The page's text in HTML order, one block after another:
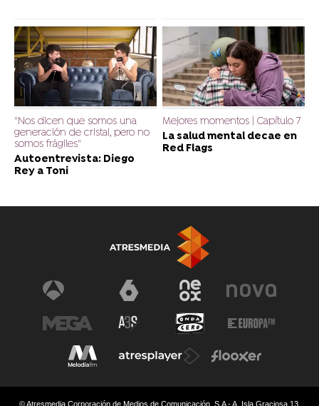
"Nos dicen que somos una
generación de cristal, pero no
somos frágiles"
Autoentrevista: Diego
Rey a Toni
Mejores momentos | Capítulo 7
La salud mental decae en
Red Flags
© Atresmedia Corporación de Medios de Comunicación, S.A - A. Isla Graciosa 13,